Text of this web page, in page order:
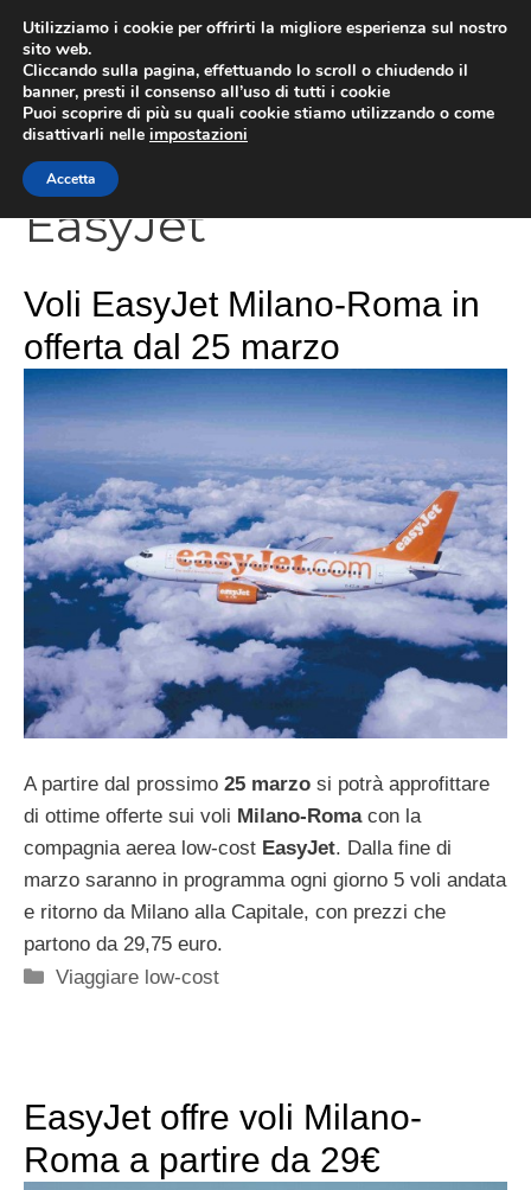
contenuto
EasyJet
Voli EasyJet Milano-Roma in
offerta dal 25 marzo
A partire dal prossimo 25 marzo si potrà approfittare
di ottime offerte sui voli Milano-Romacon la
compagnia aerea low-cost EasyJet. Dalla fine di
marzo saranno in programma ogni giorno 5 voli andata
e ritorno da Milano alla Capitale, con prezzi che
partono da 29,75 euro.
Categorie
Viaggiare low-cost
EasyJet offre voli Milano-
Roma a partire da 29€
Utilizziamo i cookie per offrirti la migliore esperienza sul nostro
sito web.
Cliccando sulla pagina, effettuando lo scroll o chiudendo il
banner, presti il consenso all’uso di tutti i cookie
Puoi scoprire di più su quali cookie stiamo utilizzando o come
disattivarli nelle impostazioni
Accetta